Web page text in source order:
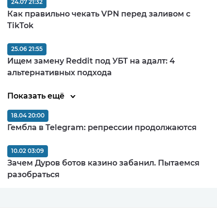
Как правильно чекать VPN перед заливом c
TikTok
24.07 21:32
Ищем замену Reddit под УБТ на адалт: 4
альтернативных подхода
25.06 21:55
Показать ещё
Гембла в Telegram: репрессии продолжаются
18.04 20:00
Зачем Дуров ботов казино забанил. Пытаемся
разобраться
10.02 03:09